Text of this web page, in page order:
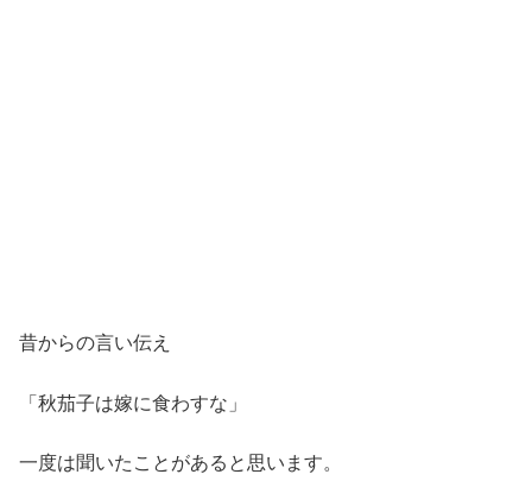
昔からの言い伝え
「秋茄子は嫁に食わすな」
一度は聞いたことがあると思います。